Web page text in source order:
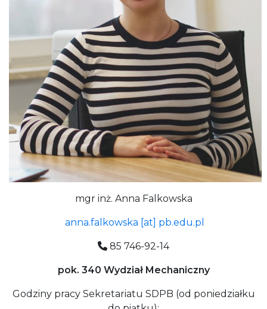
mgr inż. Anna Falkowska
anna.falkowska [at] pb.edu.pl
85 746-92-14
pok. 340 Wydział Mechaniczny
Godziny pracy Sekretariatu SDPB (od poniedziałku